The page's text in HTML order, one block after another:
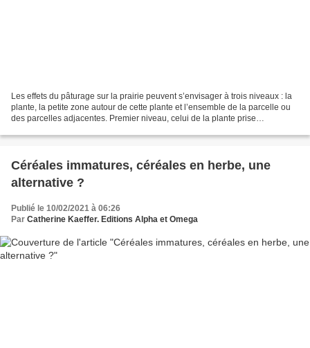
Les effets du pâturage sur la prairie peuvent s’envisager à trois niveaux : la
plante, la petite zone autour de cette plante et l’ensemble de la parcelle ou
des parcelles adjacentes. Premier niveau, celui de la plante prise
Céréales immatures, céréales en herbe, une
alternative ?
Publié le 10/02/2021 à 06:26
Par Catherine Kaeffer. Editions Alpha et Omega